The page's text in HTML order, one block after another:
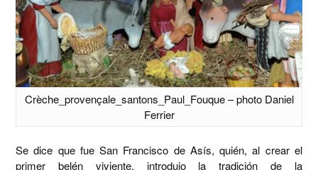
Crèche_provençale_santons_Paul_Fouque – photo Daniel
Ferrier
Se dice que fue San Francisco de Asís, quién, al crear el
primer belén viviente, introdujo la tradición de la